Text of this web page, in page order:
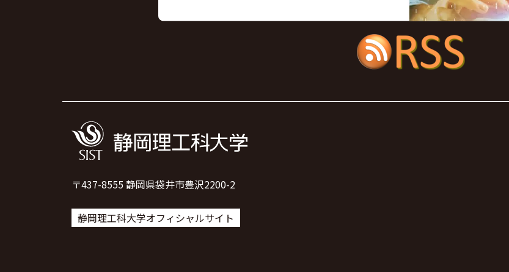
〒437-8555 静岡県袋井市豊沢2200-2
静岡理工科大学オフィシャルサイト